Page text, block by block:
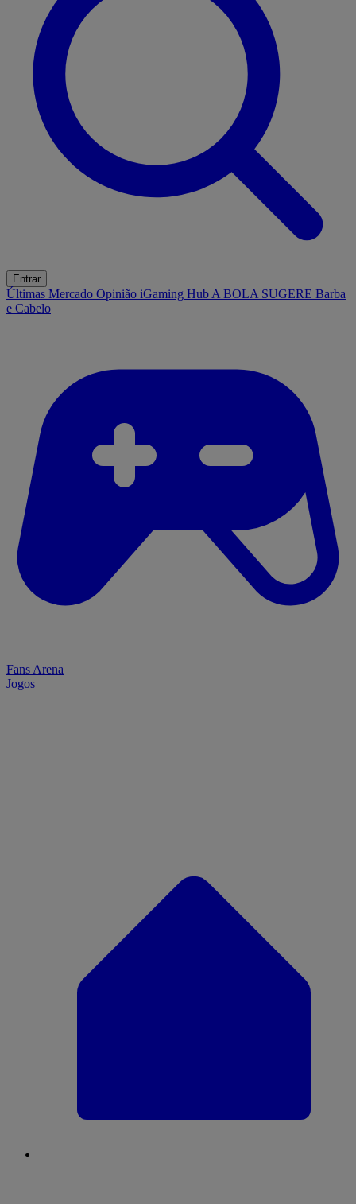
Entrar
Últimas Mercado Opinião iGaming Hub A BOLA SUGERE Barba
e Cabelo
Fans Arena
Jogos